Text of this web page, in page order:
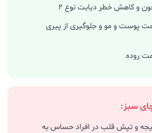
و کاهش خطر دیابت نوع 2
پوست و مو و جلوگیری از پیری
روده
سبز:
و تپش قلب در افراد حساس به